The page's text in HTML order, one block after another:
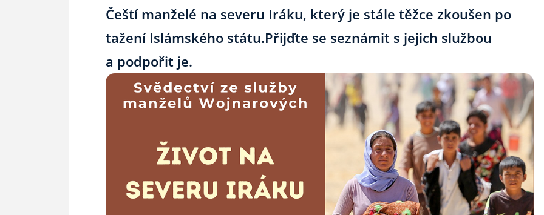
Čeští manželé na severu Iráku, který je stále těžce zkoušen po
tažení Islámského státu.Přijďte se seznámit s jejich službou
a podpořit je.